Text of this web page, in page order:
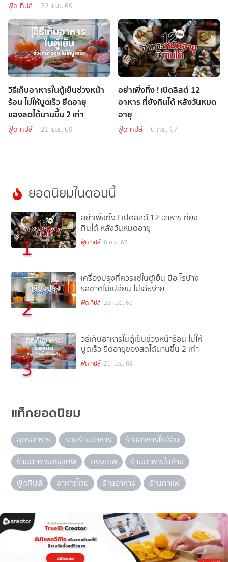
ฟู้ด ทิปส์ 22 เม.ย. 69
วิธีเก็บอาหารในตู้เย็นช่วงหน้า
ร้อน ไม่ให้บูดเร็ว ยืดอายุ
ของสดได้นานขึ้น 2 เท่า
ฟู้ด ทิปส์ 21 เม.ย. 69
อย่าเพิ่งทิ้ง ! เปิดลิสต์ 12
อาหาร ที่ยังกินได้ หลังวันหมด
อายุ
ฟู้ด ทิปส์ 6 ก.ย. 67
ยอดนิยมในตอนนี้
1
อย่าเพิ่งทิ้ง ! เปิดลิสต์ 12 อาหาร ที่ยัง
กินได้ หลังวันหมดอายุ
ฟู้ด ทิปส์ 6 ก.ย. 67
2
เครื่องปรุงที่ควรแช่ในตู้เย็น มีอะไรบ้าง
รสชาติไม่เปลี่ยน ไม่เสียง่าย
ฟู้ด ทิปส์ 22 เม.ย. 69
3
วิธีเก็บอาหารในตู้เย็นช่วงหน้าร้อน ไม่ให้
บูดเร็ว ยืดอายุของสดได้นานขึ้น 2 เท่า
ฟู้ด ทิปส์ 21 เม.ย. 69
แท็กยอดนิยม
สูตรอาหาร รวมร้านอาหาร
ร้านอาหารใกล้ฉัน
ร้านอาหารกรุงเทพ
กรุงเทพ
ร้านอาหารในห้าง
ฟู้ดทิปส์
อาหารไทย ร้านอาหาร ร้านกาแฟ